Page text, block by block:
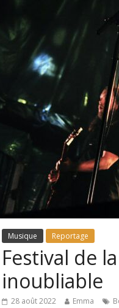
Musique Reportage
Festival de
inoubliable
28 août 2022 Emma